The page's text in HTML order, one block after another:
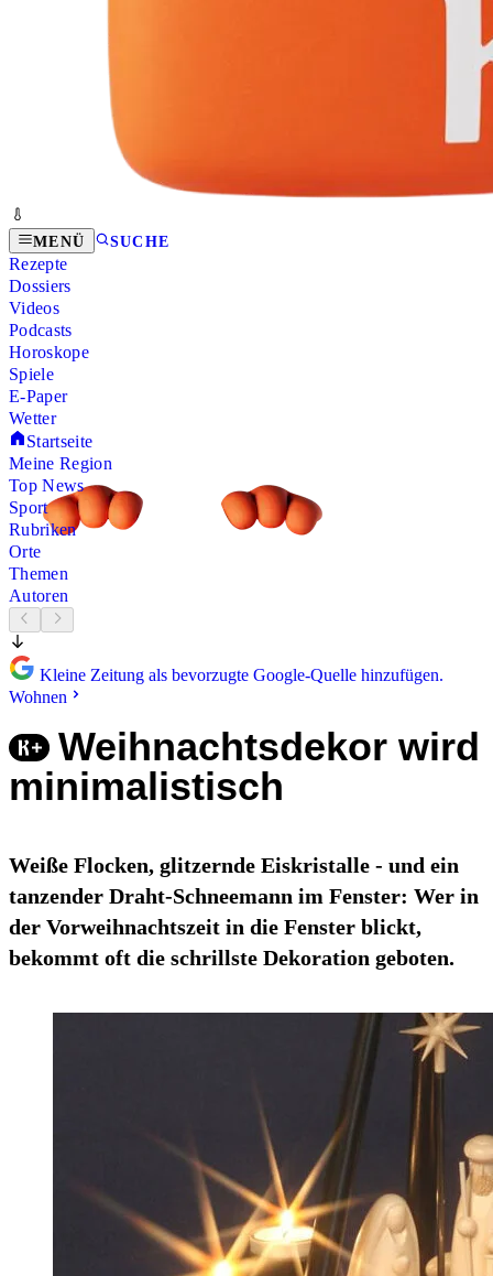
MENÜ SUCHE
Rezepte
Dossiers
Videos
Podcasts
Horoskope
Spiele
E-Paper
Wetter
Startseite
Meine Region
Top News
Sport
Rubriken
Orte
Themen
Autoren
Kleine Zeitung als bevorzugte Google-Quelle hinzufügen.
Wohnen
Weihnachtsdekor wird
minimalistisch
Weiße Flocken, glitzernde Eiskristalle - und ein
tanzender Draht-Schneemann im Fenster: Wer in
der Vorweihnachtszeit in die Fenster blickt,
bekommt oft die schrillste Dekoration geboten.